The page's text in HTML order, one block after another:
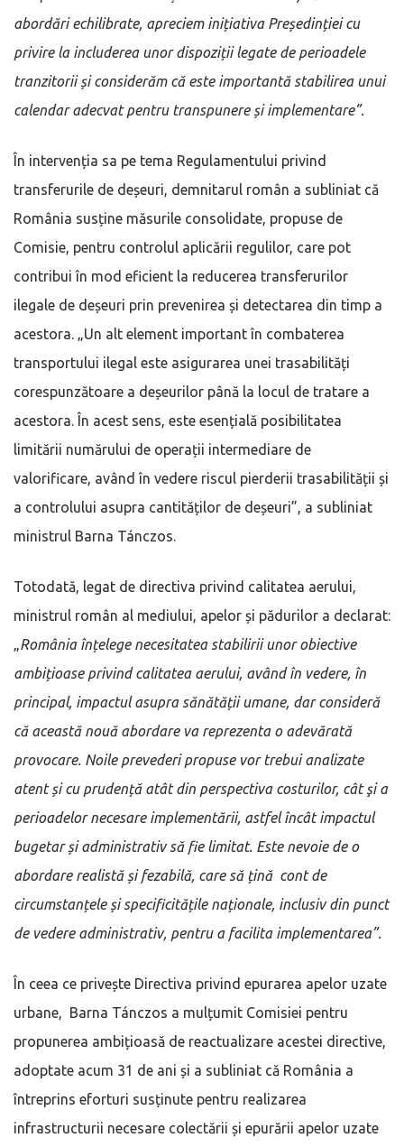
abordări echilibrate, apreciem inițiativa Președinției cu
privire la includerea unor dispoziții legate de perioadele
tranzitorii și considerăm că este importantă stabilirea unui
calendar adecvat pentru transpunere și implementare”.
În intervenția sa pe tema Regulamentului privind
transferurile de deșeuri, demnitarul român a subliniat că
România susține măsurile consolidate, propuse de
Comisie, pentru controlul aplicării regulilor, care pot
contribui în mod eficient la reducerea transferurilor
ilegale de deșeuri prin prevenirea și detectarea din timp a
acestora. „Un alt element important în combaterea
transportului ilegal este asigurarea unei trasabilități
corespunzătoare a deșeurilor până la locul de tratare a
acestora. În acest sens, este esențială posibilitatea
limitării numărului de operații intermediare de
valorificare, având în vedere riscul pierderii trasabilității și
a controlului asupra cantităților de deșeuri”, a subliniat
ministrul Barna Tánczos.
Totodată, legat de directiva privind calitatea aerului,
ministrul român al mediului, apelor și pădurilor a declarat:
„România înțelege necesitatea stabilirii unor obiective
ambițioase privind calitatea aerului, având în vedere, în
principal, impactul asupra sănătății umane, dar consideră
că această nouă abordare va reprezenta o adevărată
provocare. Noile prevederi propuse vor trebui analizate
atent și cu prudență atât din perspectiva costurilor, cât şi a
perioadelor necesare implementării, astfel încât impactul
bugetar și administrativ să fie limitat. Este nevoie de o
abordare realistă și fezabilă, care să țină cont de
circumstanțele și specificitățile naționale, inclusiv din punct
de vedere administrativ, pentru a facilita implementarea”.
În ceea ce privește Directiva privind epurarea apelor uzate
urbane, Barna Tánczos a mulțumit Comisiei pentru
propunerea ambițioasă de reactualizare acestei directive,
adoptate acum 31 de ani și a subliniat că România a
întreprins eforturi susținute pentru realizarea
infrastructurii necesare colectării și epurării apelor uzate